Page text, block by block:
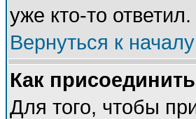
уже кто-то ответил.
Вернуться к началу
Как
Для того, чтобы